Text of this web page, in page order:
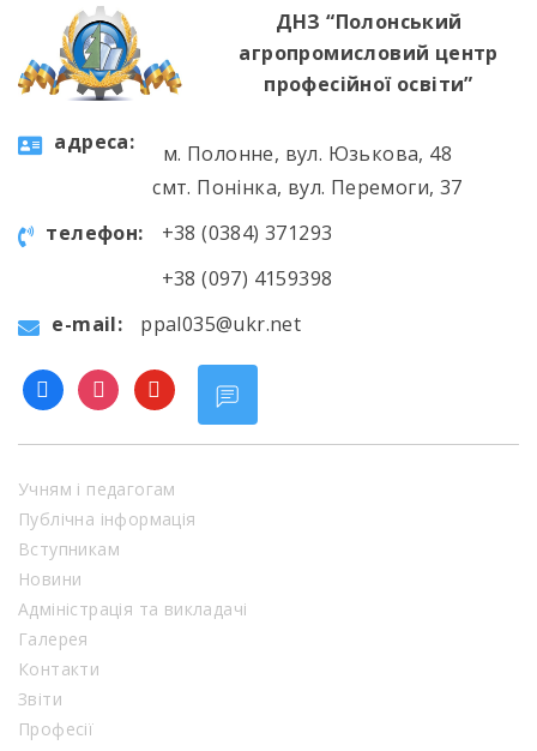
ДНЗ “Полонський
агропромисловий центр
професійної освіти”
aдресa:
м. Полонне, вул. Юзькова, 48
смт. Понінка, вул. Перемоги, 37
телефон:
+38 (0384) 371293
+38 (097) 4159398
e-mail:
ppal035@ukr.net
facebookinstagram
youtube
Учням і педагогам
Публічна інформація
Вступникам
Новини
Адміністрація та викладачі
Галерея
Контакти
Звіти
Професії